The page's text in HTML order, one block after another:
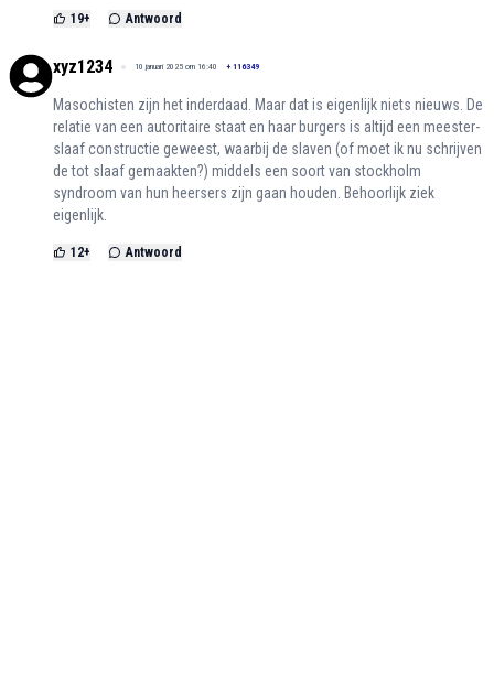
19+ Antwoord
xyz1234 10 januari 2025 om 16:40 + 116349
Masochisten zijn het inderdaad. Maar dat is eigenlijk niets nieuws. De
relatie van een autoritaire staat en haar burgers is altijd een meester-
slaaf constructie geweest, waarbij de slaven (of moet ik nu schrijven
de tot slaaf gemaakten?) middels een soort van stockholm
syndroom van hun heersers zijn gaan houden. Behoorlijk ziek
eigenlijk.
12+ Antwoord